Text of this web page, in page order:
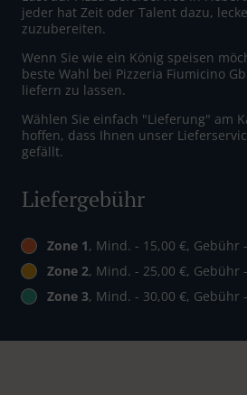
jeder hat Zeit oder Talent dazu,
zuzubereiten.
Wenn Sie wie ein König speisen
beste Wahl bei Pizzeria Fiumicino
liefern zu lassen.
Wählen Sie einfach "Lieferung" am
hoffen, dass Ihnen unser
gefällt.
Liefergebühr
Zone 1, Mind. - 15,00 €, Gebühr
Zone 2, Mind. - 25,00 €, Gebühr
Zone 3, Mind. - 30,00 €, Gebühr